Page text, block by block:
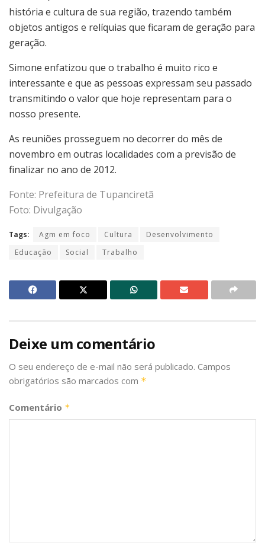
história e cultura de sua região, trazendo também
objetos antigos e relíquias que ficaram de geração para
geração.
Simone enfatizou que o trabalho é muito rico e
interessante e que as pessoas expressam seu passado
transmitindo o valor que hoje representam para o
nosso presente.
As reuniões prosseguem no decorrer do mês de
novembro em outras localidades com a previsão de
finalizar no ano de 2012.
Fonte: Prefeitura de Tupanciretã
Foto: Divulgação
Tags: Agm em foco Cultura
Desenvolvimento
Educação
Social Trabalho
Deixe um comentário
O seu endereço de e-mail não será publicado. Campos
obrigatórios são marcados com *
Comentário *